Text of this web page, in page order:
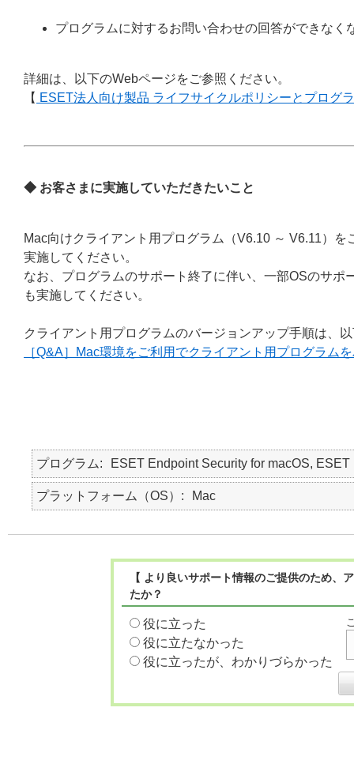
プログラムに対するお問い合わせの回答ができなく
詳細は、以下のWebページをご参照ください。
【 ESET法人向け製品 ライフサイクルポリシーとプログ
◆ お客さまに実施していただきたいこと
Mac向けクライアント用プログラム（V6.10 ～ V6.11）
実施してください。
なお、プログラムのサポート終了に伴い、一部OSのサ
も実施してください。
クライアント用プログラムのバージョンアップ手順は、
［Q&A］Mac環境をご利用でクライアント用プログラム
プログラム ESET Endpoint Security for macOS,
プラットフォーム（OS） Mac
【 より良いサポート情報のご提供のため
たか？
役に立った
役に立たなかった
役に立ったが、わかりづらかった